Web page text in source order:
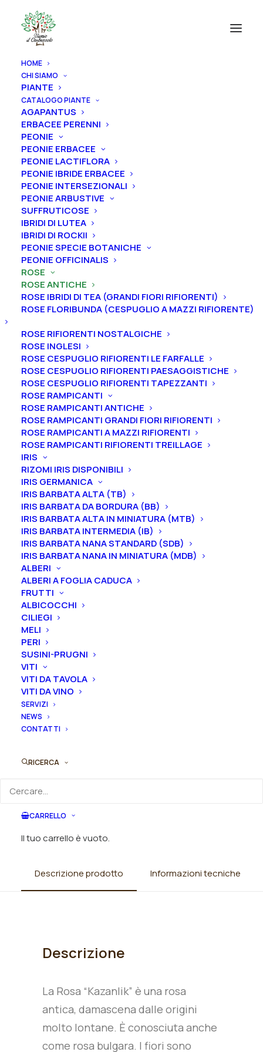
HOME
CHI SIAMO
PIANTE
CATALOGO PIANTE
AGAPANTUS
ERBACEE PERENNI
PEONIE
PEONIE ERBACEE
PEONIE LACTIFLORA
PEONIE IBRIDE ERBACEE
PEONIE INTERSEZIONALI
PEONIE ARBUSTIVE
SUFFRUTICOSE
IBRIDI DI LUTEA
IBRIDI DI ROCKII
PEONIE SPECIE BOTANICHE
PEONIE OFFICINALIS
ROSE
ROSE ANTICHE
ROSE IBRIDI DI TEA (GRANDI FIORI RIFIORENTI)
ROSE FLORIBUNDA (CESPUGLIO A MAZZI RIFIORENTE)
ROSE RIFIORENTI NOSTALGICHE
ROSE INGLESI
ROSE CESPUGLIO RIFIORENTI LE FARFALLE
ROSE CESPUGLIO RIFIORENTI PAESAGGISTICHE
ROSE CESPUGLIO RIFIORENTI TAPEZZANTI
ROSE RAMPICANTI
ROSE RAMPICANTI ANTICHE
ROSE RAMPICANTI GRANDI FIORI RIFIORENTI
ROSE RAMPICANTI A MAZZI RIFIORENTI
ROSE RAMPICANTI RIFIORENTI TREILLAGE
IRIS
RIZOMI IRIS DISPONIBILI
IRIS GERMANICA
IRIS BARBATA ALTA (TB)
IRIS BARBATA DA BORDURA (BB)
IRIS BARBATA ALTA IN MINIATURA (MTB)
IRIS BARBATA INTERMEDIA (IB)
IRIS BARBATA NANA STANDARD (SDB)
IRIS BARBATA NANA IN MINIATURA (MDB)
ALBERI
ALBERI A FOGLIA CADUCA
FRUTTI
ALBICOCCHI
CILIEGI
MELI
PERI
SUSINI-PRUGNI
VITI
VITI DA TAVOLA
VITI DA VINO
SERVIZI
NEWS
CONTATTI
RICERCA
CARRELLO
Il tuo carrello è vuoto.
Rosa antica damascena “Kazanlik”
Rosa antica damascena
“Kazanlik”
22,00€
Conosciuta anche come rosa bulgara, i fiori sono
doppi, un po’ spettinati e di un caldo tono di rosa.
Dimensione vaso
Rosa
antica
damascena
“Kazanlik"
quantità
Aggiungi al preventivo
Ordina subito questo prodotto!
Puoi acquistare ora questo prodotto contattandoci e
indicando la dimensione del vaso desiderata e la
quantità
Categorie
Descrizione prodotto Informazioni tecniche
Descrizione
La Rosa “Kazanlik” è una rosa
antica, damascena dalle origini
molto lontane. È conosciuta anche
come rosa bulgara. I fiori sono